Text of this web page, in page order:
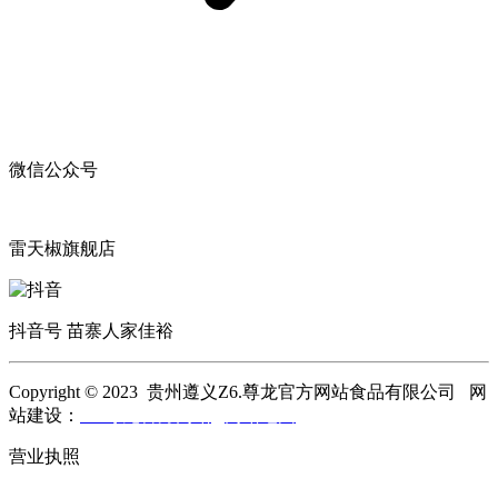
微信公众号
雷天椒旗舰店
抖音号 苗寨人家佳裕
Copyright © 2023 贵州遵义Z6.尊龙官方网站食品有限公司 网
站建设：
营业执照